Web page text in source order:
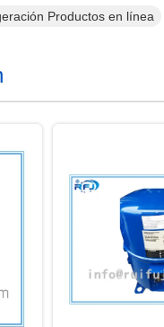
Productos en línea